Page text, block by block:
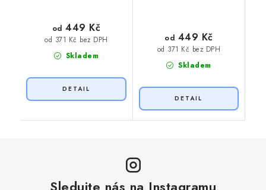
Skladem
od 371 Kč bez DPH
od 449 Kč
Skladem
od 371 Kč bez DPH
od 449 Kč